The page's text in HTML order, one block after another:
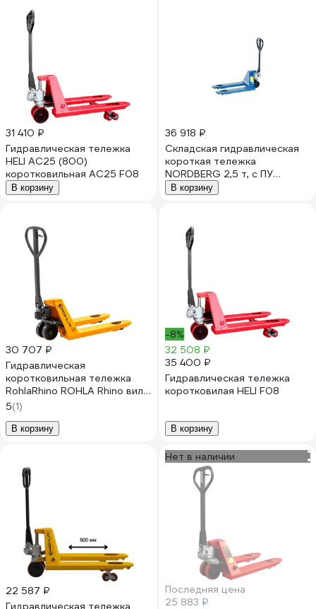
31 410 ₽
Гидравлическая тележка
HELI AC25 (800)
коротковильная AC25 F08
В корзину
36 918 ₽
Складская гидравлическая
короткая тележка
NORDBERG 2,5 т, с ПУ
колесами (прослеживаемая)
N3902S-25
В корзину
30 707 ₽
Гидравлическая
коротковильная тележка
RohlaRhino ROHLA Rhino вилы
800 мм, грузоподъемность
2,5 т, колеса полиуретан
RR80SPDP
5(1)
В корзину
-8%
32 508 ₽
35 400 ₽
Гидравлическая тележка
коротковилая HELI F08
В корзину
22 587 ₽
Гидравлическая тележка
Нет в наличии
Последняя цена
25 883 ₽